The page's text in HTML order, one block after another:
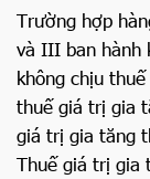
Trường hợp
và III ban hành
không chịu
thuế giá trị gia
giá trị gia tăng
Thuế giá trị gia